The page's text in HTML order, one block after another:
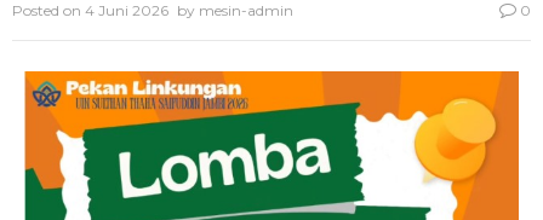
Posted on 4 Juni 2026 by mesin-admin 0